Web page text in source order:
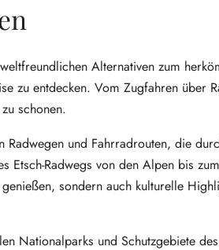
Alternativen zum
zu entdecken. Vom Zugfahren über
schonen.
Radwegen und Fahrradrouten, die
Etsch-Radwegs von den Alpen bis
sondern auch kulturelle
Nationalparks und Schutzgebiete